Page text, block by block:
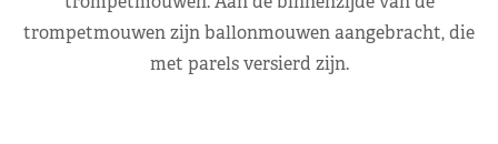
trompetmouwen zijn ballonmouwen aangebracht, die
met parels versierd zijn.